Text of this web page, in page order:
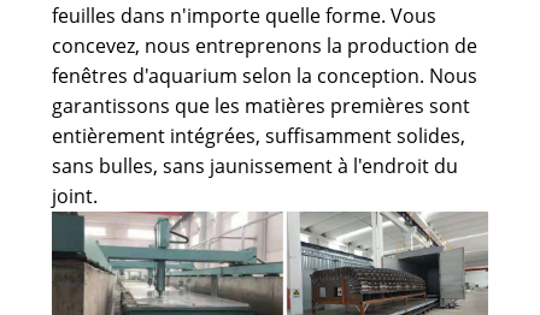
feuilles dans n'importe quelle forme. Vous
concevez, nous entreprenons la production de
fenêtres d'aquarium selon la conception. Nous
garantissons que les matières premières sont
entièrement intégrées, suffisamment solides,
sans bulles, sans jaunissement à l'endroit du
joint.